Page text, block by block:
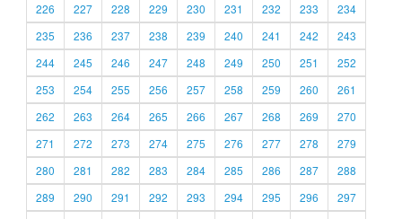
226
227 228 229 230 231 232 233
234
235
236 237 238 239 240 241 242
243
244
245 246 247 248 249 250 251
252
253
254 255 256 257 258 259 260
261
262
263 264 265 266 267 268 269
270
271
272 273 274 275 276 277 278
279
280
281 282 283 284 285 286 287
288
289
290 291 292 293 294 295 296
297